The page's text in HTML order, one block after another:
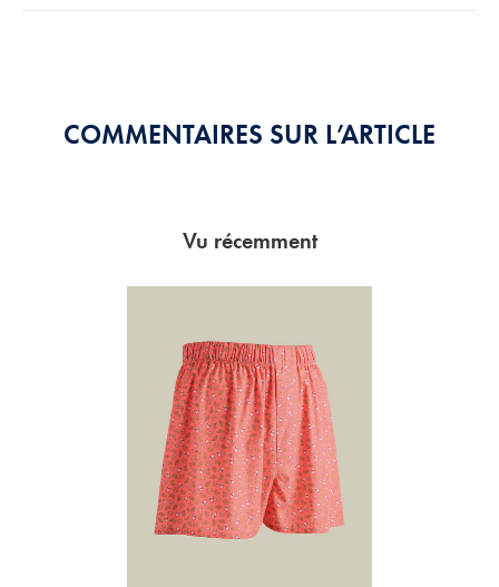
COMMENTAIRES SUR L’ARTICLE
Vu récemment